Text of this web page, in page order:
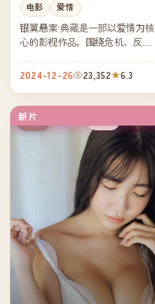
电影 爱情
银翼悬案·典藏是一部以爱情为核
心的影视作品，围绕危机、反转
凑，值得推荐观看。
2024-12-26 23,352 6.3
新片
美国